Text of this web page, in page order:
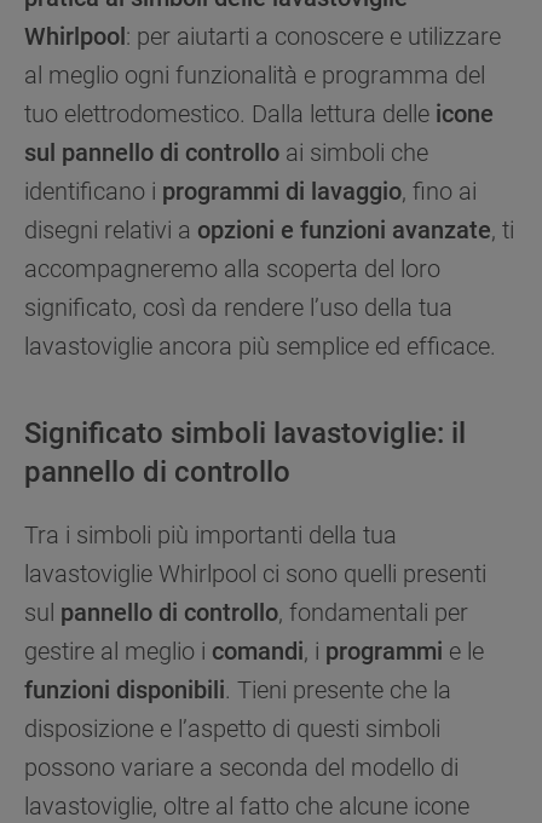
Whirlpool: per aiutarti a conoscere e utilizzare
al meglio ogni funzionalità e programma del
tuo elettrodomestico. Dalla lettura delle icone
sul pannello di controllo ai simboli che
identificano i programmi di lavaggio, fino ai
disegni relativi a opzioni e funzioni avanzate, ti
accompagneremo alla scoperta del loro
significato, così da rendere l’uso della tua
lavastoviglie ancora più semplice ed efficace.
Significato simboli lavastoviglie: il
pannello di controllo
Tra i simboli più importanti della tua
lavastoviglie Whirlpool ci sono quelli presenti
sul pannello di controllo, fondamentali per
gestire al meglio i comandi, i programmi e le
funzioni disponibili. Tieni presente che la
disposizione e l’aspetto di questi simboli
possono variare a seconda del modello di
lavastoviglie, oltre al fatto che alcune icone